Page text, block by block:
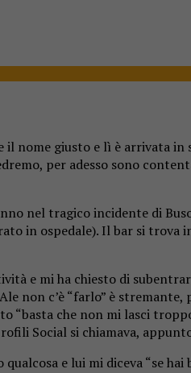
nome giusto e lì è arrivata in
per adesso sono
nel tragico incidente di
in ospedale). Il bar si trova
e mi ha chiesto di
non c’è “farlo” è
“basta che non mi lasci
Social si chiamava,
e lui mi diceva “se